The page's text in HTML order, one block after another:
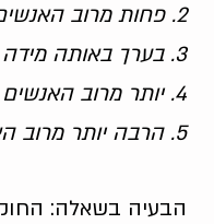
2. פחות מרוב האנשים
3. בערך באותה מידה
4. יותר מרוב האנשים
5. הרבה יותר מרוב האנשים
הבעיה בשאלה: